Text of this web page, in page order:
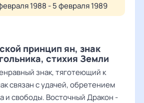
1988 - 5 февраля 1989
принцип ян, знак
стихия Земли
знак, тяготеющий к
связан с удачей, обретением
и свободы. Восточный Дракон -